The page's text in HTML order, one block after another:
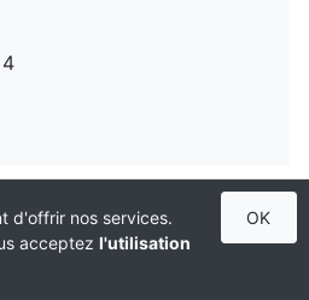
d'offrir nos services.
acceptez l'utilisation
OK